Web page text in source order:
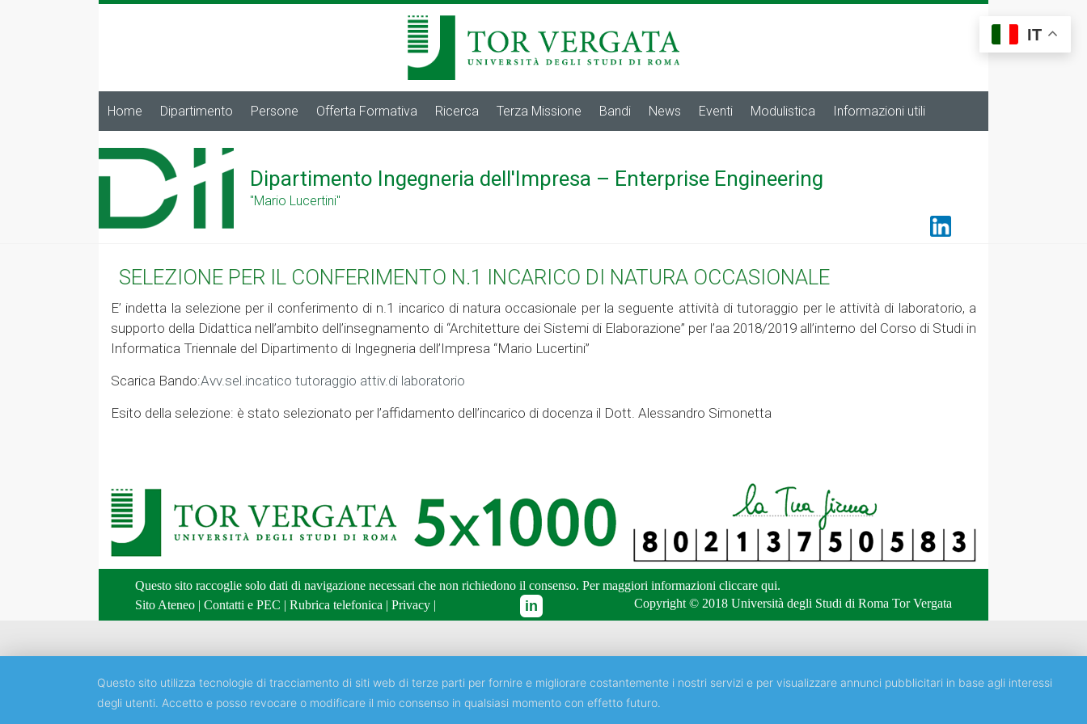
Home Dipartimento Persone Offerta Formativa Ricerca Terza Missione Bandi News Eventi Modulistica Informazioni utili
Dipartimento Ingegneria dell'Impresa – Enterprise Engineering
"Mario Lucertini"
SELEZIONE PER IL CONFERIMENTO N.1 INCARICO DI NATURA OCCASIONALE
E’ indetta la selezione per il conferimento di n.1 incarico di natura occasionale per la seguente attività di tutoraggio per le attività di laboratorio, a
supporto della Didattica nell’ambito dell’insegnamento di “Architetture dei Sistemi di Elaborazione” per l’aa 2018/2019 all’interno del Corso di Studi in
Informatica Triennale del Dipartimento di Ingegneria dell’Impresa “Mario Lucertini”
Scarica Bando:Avv.sel.incatico tutoraggio attiv.di laboratorio
Esito della selezione: è stato selezionato per l’affidamento dell’incarico di docenza il Dott. Alessandro Simonetta
Questo sito raccoglie solo dati di navigazione necessari che non richiedono il consenso. Per maggiori informazioni cliccare qui.
Sito Ateneo | Contatti e PEC | Rubrica telefonica | Privacy | Copyright © 2018 Università degli Studi di Roma Tor Vergata
IT
Questo sito utilizza tecnologie di tracciamento di siti web di terze parti per fornire e migliorare costantemente i nostri servizi e per visualizzare annunci pubblicitari in base agli interessi
degli utenti. Accetto e posso revocare o modificare il mio consenso in qualsiasi momento con effetto futuro.